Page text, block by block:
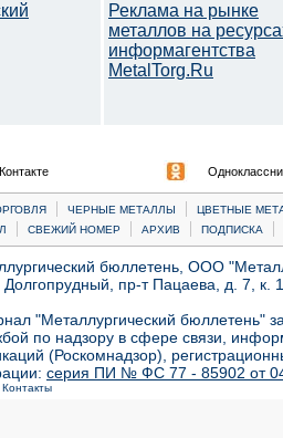
Реклама на рынке
металлов на
информагентства
MetalTorg.Ru
| ЧЕРНЫЕ МЕТАЛЛЫ |
ЦВЕТНЫЕ
| СВЕЖИЙ НОМЕР | АРХИВ | ПОДПИСКА |
бюллетень, ООО
Долгопрудный, пр-т Пацаева, д. 7,
"Металлургический бюллетень"
по надзору в сфере связи,
(Роскомнадзор),
серия ПИ № ФС 77 - 85902 от 04
Контакты